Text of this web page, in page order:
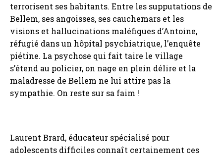
terrorisent ses habitants. Entre les supputations de
Bellem, ses angoisses, ses cauchemars et les
visions et hallucinations maléfiques d’Antoine,
réfugié dans un hôpital psychiatrique, l’enquête
piétine. La psychose qui fait taire le village
s’étend au policier, on nage en plein délire et la
maladresse de Bellem ne lui attire pas la
sympathie. On reste sur sa faim !
Laurent Brard, éducateur spécialisé pour
adolescents difficiles connaît certainement ces